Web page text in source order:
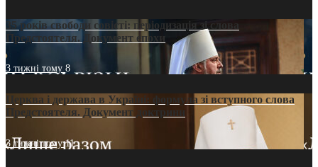
35 років свободи совісті: періодизація зі слова
Предстоятеля. Документ епохи
3 тижні тому 8
Церква і держава в Україні: формула зі вступного слова
Предстоятеля. Документ доктрини
3 тижні тому11